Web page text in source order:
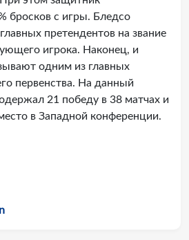
бросков с игры. Бледсо
претендентов на звание
игрока. Наконец, и
одним из главных
первенства. На данный
21 победу в 38 матчах и
в Западной конференции.